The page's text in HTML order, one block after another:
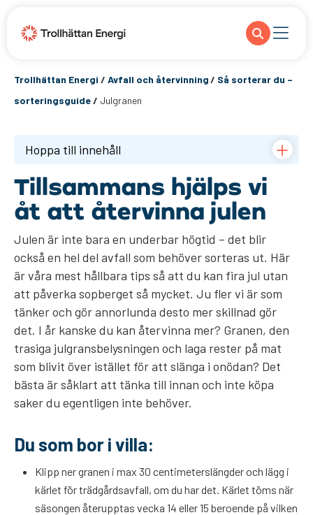
Trollhättan Energi / Avfall och återvinning/ Så sorterar du –
sorteringsguide/ Julgranen
Tillsammans hjälps vi
åt att återvinna julen
Julen är inte bara en underbar högtid – det blir
också en hel del avfall som behöver sorteras ut. Här
är våra mest hållbara tips så att du kan fira jul utan
att påverka sopberget så mycket. Ju fler vi är som
tänker och gör annorlunda desto mer skillnad gör
det. I år kanske du kan återvinna mer? Granen, den
trasiga julgransbelysningen och laga rester på mat
som blivit över istället för att slänga i onödan? Det
bästa är såklart att tänka till innan och inte köpa
saker du egentligen inte behöver.
Du som bor i villa:
Klipp ner granen i max 30 centimeterslängder och lägg i
kärlet för trädgårdsavfall, om du har det. Kärlet töms när
säsongen återupptas vecka 14 eller 15 beroende på vilken
Hoppa till innehåll